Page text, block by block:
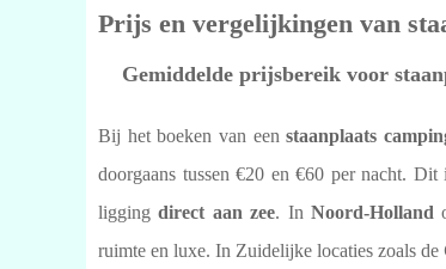
Prijs en vergelijkingen van
Gemiddelde prijsbereik voor
Bij het boeken van eenstaanplaats
doorgaans tussen €20 en €60 per nacht.
liggingdirect aan zee. InNoord-Holland
ruimte en luxe. In Zuidelijke locaties zoals de